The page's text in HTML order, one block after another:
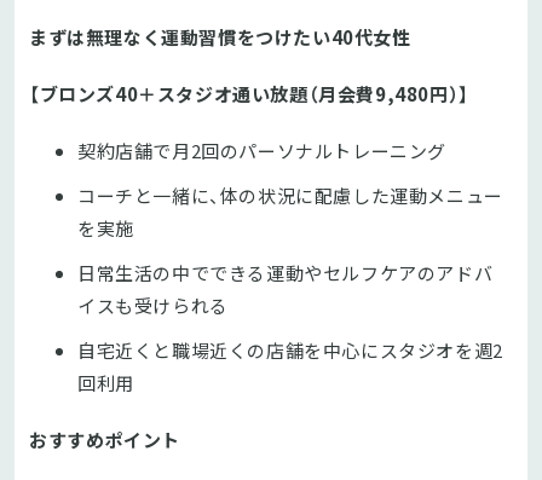
まずは無理なく運動習慣をつけたい40代女性
【ブロンズ40＋スタジオ通い放題（月会費9,480円）】
契約店舗で月2回のパーソナルトレーニング
コーチと一緒に、体の状況に配慮した運動メニュー
を実施
日常生活の中でできる運動やセルフケアのアドバ
イスも受けられる
自宅近くと職場近くの店舗を中心にスタジオを週2
回利用
おすすめポイント